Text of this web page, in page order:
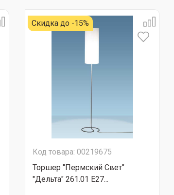
Скидка до -15%
Код товара: 00219675
Торшер "Пермский Свет"
"Дельта" 261.01 Е27...